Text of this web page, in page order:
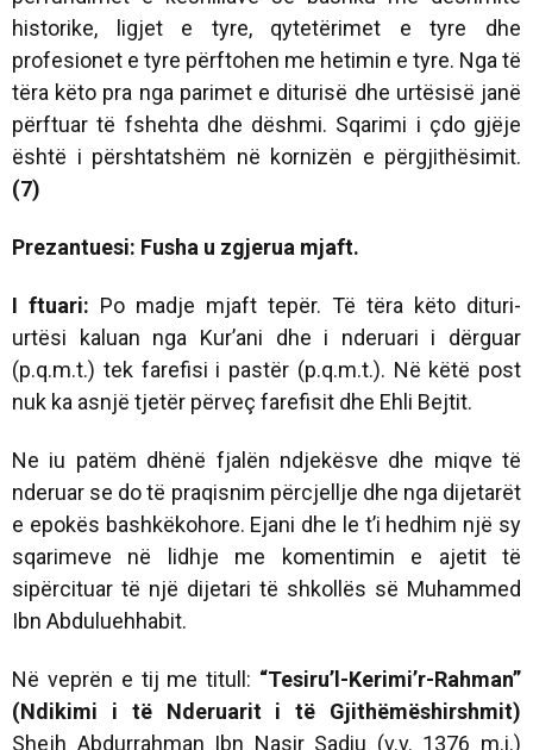
historike, ligjet e tyre, qytetërimet e tyre dhe
profesionet e tyre përftohen me hetimin e tyre. Nga të
tëra këto pra nga parimet e diturisë dhe urtësisë janë
përftuar të fshehta dhe dëshmi. Sqarimi i çdo gjëje
është i përshtatshëm në kornizën e përgjithësimit.
(7)
Prezantuesi: Fusha u zgjerua mjaft.
I ftuari: Po madje mjaft tepër. Të tëra këto dituri-
urtësi kaluan nga Kur’ani dhe i nderuari i dërguar
(p.q.m.t.) tek farefisi i pastër (p.q.m.t.). Në këtë post
nuk ka asnjë tjetër përveç farefisit dhe Ehli Bejtit.
Ne iu patëm dhënë fjalën ndjekësve dhe miqve të
nderuar se do të praqisnim përcjellje dhe nga dijetarët
e epokës bashkëkohore. Ejani dhe le t’i hedhim një sy
sqarimeve në lidhje me komentimin e ajetit të
sipërcituar të një dijetari të shkollës së Muhammed
Ibn Abduluehhabit.
Në veprën e tij me titull: “Tesiru’l-Kerimi’r-Rahman”
(Ndikimi i të Nderuarit i të Gjithëmëshirshmit)
Shejh Abdurrahman Ibn Nasir Sadiu (v.v. 1376 m.i.)